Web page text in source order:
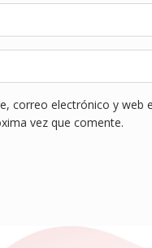
correo electrónico y web
vez que comente.